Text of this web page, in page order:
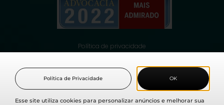
Política de privacidade
© 2021 Fabio Medina Osorio, todos os direitos reservados.
Esse site utiliza cookies para personalizar anúncios e melhorar sua
OK
Política de Privacidade